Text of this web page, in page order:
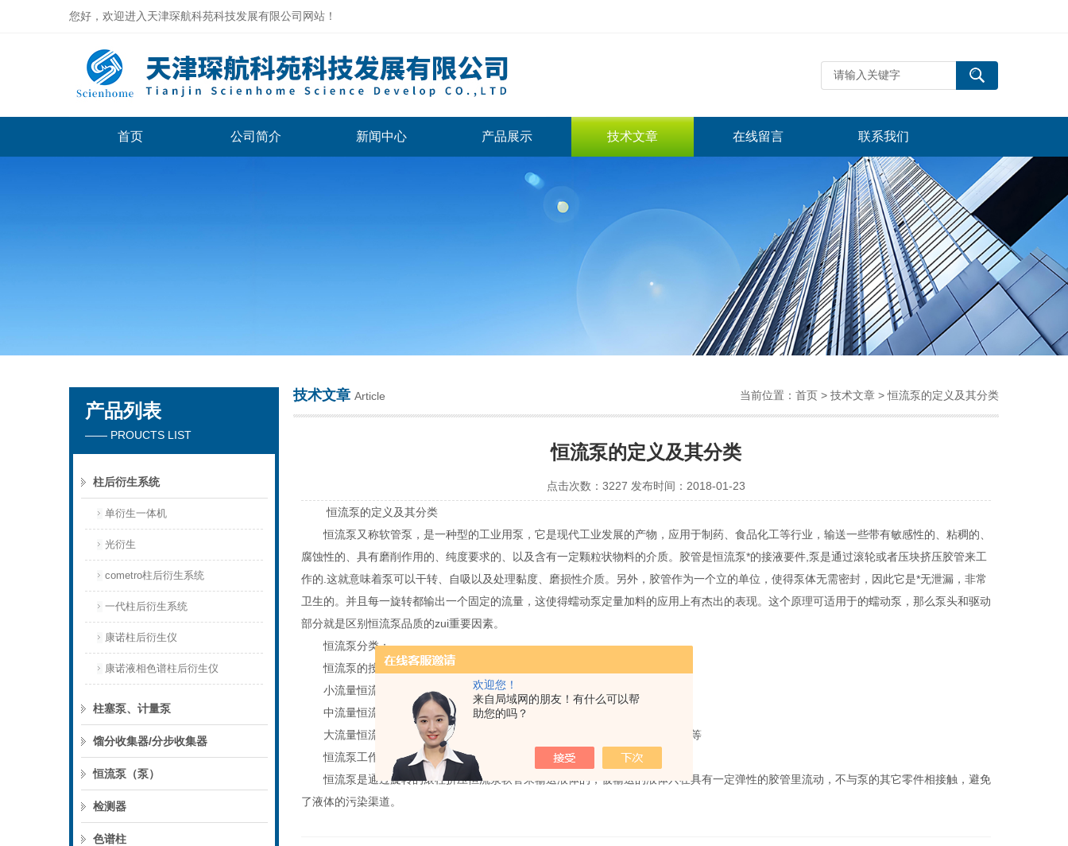
欢迎您！
来自局域网的朋友！有什么可以帮
助您的吗？
您好，欢迎进入天津琛航科苑科技发展有限公司网站！
天津琛航科苑科技发展有限公司
首页 公司简介 新闻中心 产品展示 技术文章 在线留言 联系我们
产品列表
—— PROUCTS LIST
柱后衍生系统
单衍生一体机
光衍生
cometro柱后衍生系统
一代柱后衍生系统
康诺柱后衍生仪
康诺液相色谱柱后衍生仪
柱塞泵、计量泵
馏分收集器/分步收集器
恒流泵（泵）
检测器
色谱柱
技术文章 Article 当前位置： 首页 > 技术文章 > 恒流泵的定义及其分类
恒流泵的定义及其分类
点击次数：3227 发布时间：2018-01-23
恒流泵的定义及其分类
恒流泵又称软管泵，是一种型的工业用泵，它是现代工业发展的产物，应用于制药、食品化工等行业，输送一些带有敏感性的、粘稠的、
腐蚀性的、具有磨削作用的、纯度要求的、以及含有一定颗粒状物料的介质。胶管是恒流泵*的接液要件,泵是通过滚轮或者压块挤压胶管来工
作的.这就意味着泵可以干转、自吸以及处理黏度、磨损性介质。另外，胶管作为一个立的单位，使得泵体无需密封，因此它是*无泄漏，非常
卫生的。并且每一旋转都输出一个固定的流量，这使得蠕动泵定量加料的应用上有杰出的表现。这个原理可适用于的蠕动泵，那么泵头和驱动
部分就是区别恒流泵品质的zui重要因素。
恒流泵分类：
恒流泵的按照流量大小作如下分类：
小流量恒流泵：主要用于实验和医疗等行业，流量晶度
中流量恒流泵：主要用于实验、医疗和小型生产及分配等，流量晶度
大流量恒流泵：主要用于大流速实验、生产灌装和分配以及工业液体的输送等
恒流泵工作原理：
恒流泵是通过旋转的滚柱挤压恒流泵软管来输送液体的，被输送的液体只在具有一定弹性的胶管里流动，不与泵的其它零件相接触，避免
了液体的污染渠道。